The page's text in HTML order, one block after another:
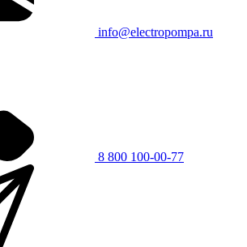
info@electropompa.ru
8 800 100-00-77